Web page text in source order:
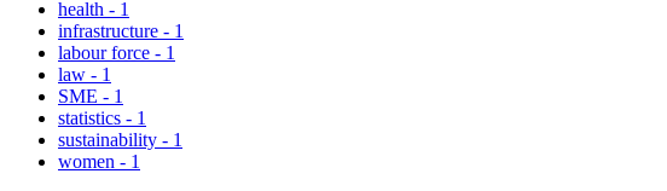
health - 1
infrastructure - 1
labour force - 1
law - 1
SME - 1
statistics - 1
sustainability - 1
women - 1